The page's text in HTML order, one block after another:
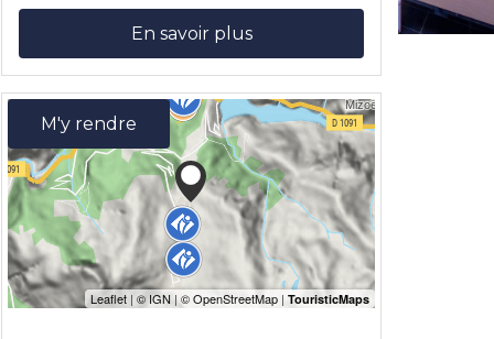
En savoir plus
M'y rendre